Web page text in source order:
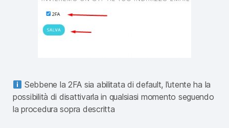
Sebbene la 2FA sia abilitata di default, l’utente ha la
possibilità di disattivarla in qualsiasi momento seguendo
la procedura sopra descritta